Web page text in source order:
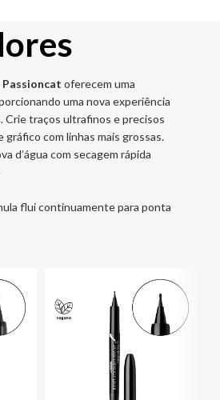
Passioncat oferecem uma
uma nova experiência
Crie traços ultrafinos e precisos
gráfico com linhas mais grossas.
d’água com secagem rápida
flui continuamente para ponta